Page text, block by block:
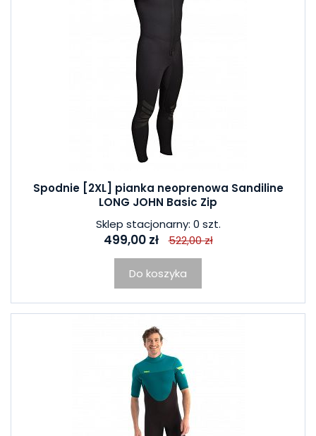
Spodnie [2XL] pianka neoprenowa Sandiline
LONG JOHN Basic Zip
Sklep stacjonarny: 0 szt.
499,00 zł 522,00 zł
Do koszyka